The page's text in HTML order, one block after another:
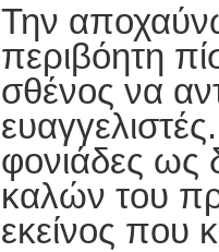
Την
περιβόητη
σθένος να
φονιάδες ως
καλών του
εκείνος που